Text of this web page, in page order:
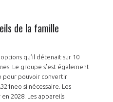
de la famille
qu’il détenait sur 10
Le groupe s’est également
pour pouvoir convertir
si nécessaire. Les
2028. Les appareils